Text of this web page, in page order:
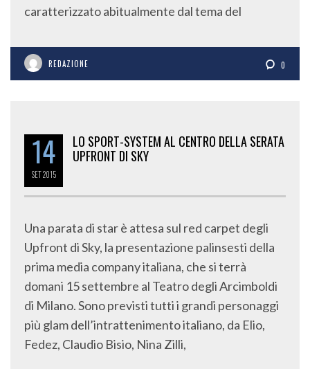
caratterizzato abitualmente dal tema del
REDAZIONE 0
14
SET2015
LO SPORT-SYSTEM AL CENTRO DELLA SERATA
UPFRONT DI SKY
Una parata di star è attesa sul red carpet degli
Upfront di Sky, la presentazione palinsesti della
prima media company italiana, che si terrà
domani 15 settembre al Teatro degli Arcimboldi
di Milano. Sono previsti tutti i grandi personaggi
più glam dell’intrattenimento italiano, da Elio,
Fedez, Claudio Bisio, Nina Zilli,